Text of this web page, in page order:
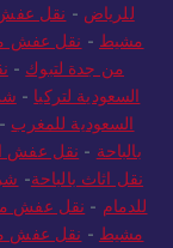
للرياض - نقل
مشيط - نقل عفش
من جدة لتبوك -
السعودية لتركيا -
السعودية للمغرب -
بالباحة - نقل عفش
نقل اثاث بالباحة-
للدمام - نقل عفش
مشيط - نقل عفش